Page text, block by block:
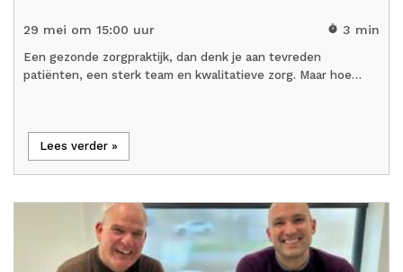
29 mei om 15:00 uur timer 3 min
Een gezonde zorgpraktijk, dan denk je aan tevreden
patiënten, een sterk team en kwalitatieve zorg. Maar hoe…
Lees verder »